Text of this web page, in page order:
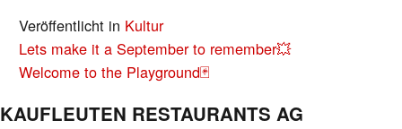
Veröffentlicht in Kultur
BEITRAGS-
NAVIGATION
Lets make it a September to remember💥
Welcome to the Playground🃏
KAUFLEUTEN RESTAURANTS AG